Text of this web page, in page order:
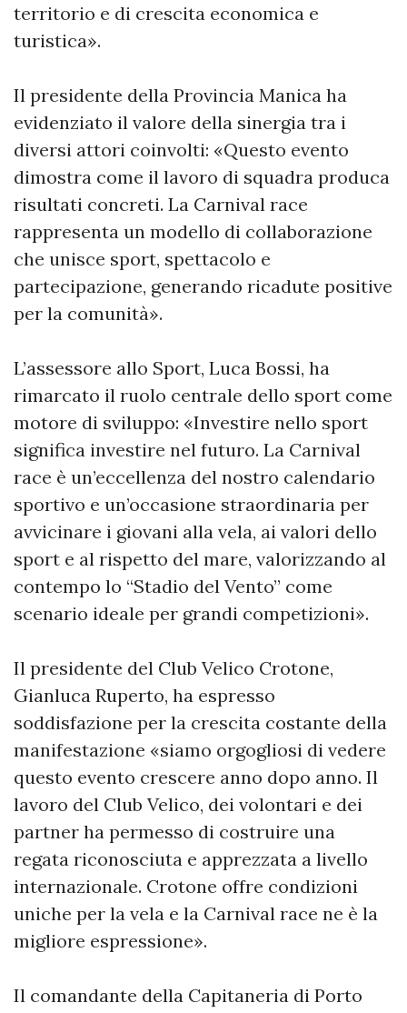
territorio e di crescita economica e
turistica».
Il presidente della Provincia Manica ha
evidenziato il valore della sinergia tra i
diversi attori coinvolti: «Questo evento
dimostra come il lavoro di squadra produca
risultati concreti. La Carnival race
rappresenta un modello di collaborazione
che unisce sport, spettacolo e
partecipazione, generando ricadute positive
per la comunità».
L’assessore allo Sport, Luca Bossi, ha
rimarcato il ruolo centrale dello sport come
motore di sviluppo: «Investire nello sport
significa investire nel futuro. La Carnival
race è un’eccellenza del nostro calendario
sportivo e un’occasione straordinaria per
avvicinare i giovani alla vela, ai valori dello
sport e al rispetto del mare, valorizzando al
contempo lo “Stadio del Vento” come
scenario ideale per grandi competizioni».
Il presidente del Club Velico Crotone,
Gianluca Ruperto, ha espresso
soddisfazione per la crescita costante della
manifestazione «siamo orgogliosi di vedere
questo evento crescere anno dopo anno. Il
lavoro del Club Velico, dei volontari e dei
partner ha permesso di costruire una
regata riconosciuta e apprezzata a livello
internazionale. Crotone offre condizioni
uniche per la vela e la Carnival race ne è la
migliore espressione».
Il comandante della Capitaneria di Porto